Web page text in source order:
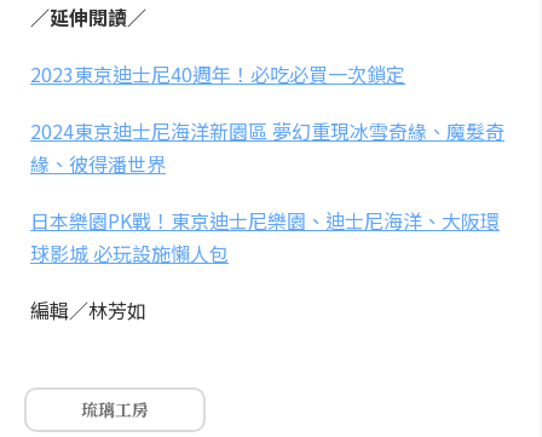
／延伸閱讀／
2023東京迪士尼40週年！必吃必買一次鎖定
2024東京迪士尼海洋新園區 夢幻重現冰雪奇緣、魔髮奇
緣、彼得潘世界
日本樂園PK戰！東京迪士尼樂園、迪士尼海洋、大阪環
球影城 必玩設施懶人包
編輯／林芳如
琉璃工房